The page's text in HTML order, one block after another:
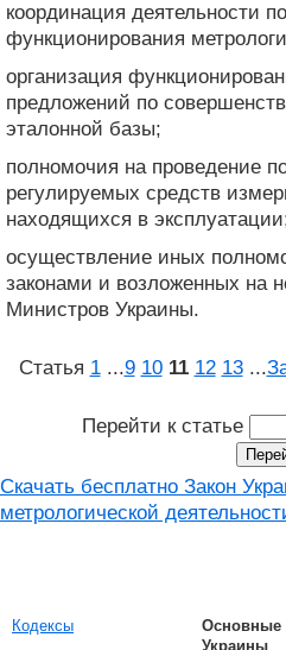
координация деятельности
функционирования
организация
предложений по
эталонной базы;
полномочия на проведение
регулируемых средств
находящихся в
осуществление иных
законами и возложенных на
Министров Украины.
Статья 1 ...9 10 11 12 13 ...
Перейти к статье
Скачать бесплатно Закон
метрологической
Кодексы
Основные
Украины